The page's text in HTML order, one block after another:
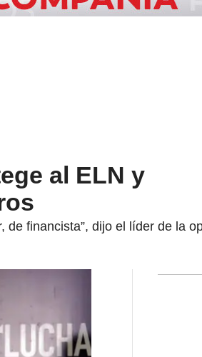
al ELN y
financista”, dijo el líder de la